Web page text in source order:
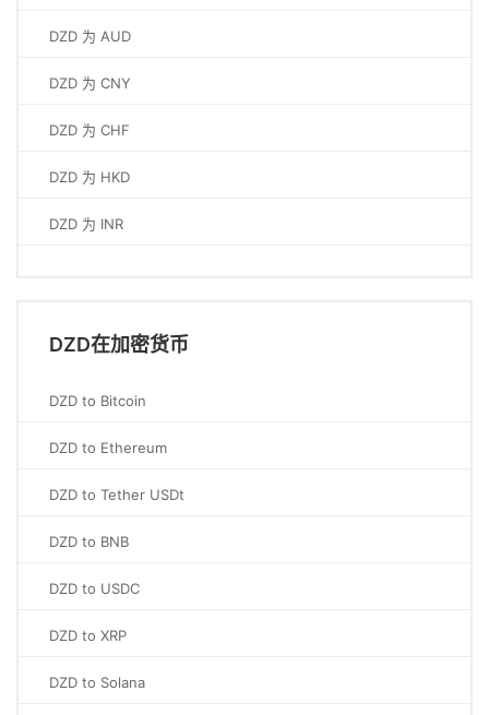
DZD 为 AUD
DZD 为 CNY
DZD 为 CHF
DZD 为 HKD
DZD 为 INR
DZD在加密货币
DZD to Bitcoin
DZD to Ethereum
DZD to Tether USDt
DZD to BNB
DZD to USDC
DZD to XRP
DZD to Solana